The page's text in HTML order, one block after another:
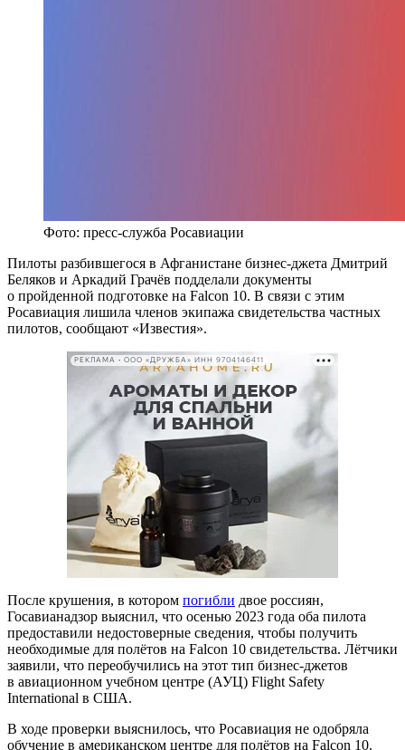
Фото: пресс-служба Росавиации
Пилоты разбившегося в Афганистане бизнес-джета Дмитрий
Беляков и Аркадий Грачёв подделали документы
о пройденной подготовке на Falcon 10. В связи с этим
Росавиация лишила членов экипажа свидетельства частных
пилотов, сообщают «Известия».
РЕКЛАМА • ООО «ДРУЖБА» ИНН 9704146411
После крушения, в котором погибли двое россиян,
Госавианадзор выяснил, что осенью 2023 года оба пилота
предоставили недостоверные сведения, чтобы получить
необходимые для полётов на Falcon 10 свидетельства. Лётчики
заявили, что переобучились на этот тип бизнес-джетов
в авиационном учебном центре (АУЦ) Flight Safety
International в США.
В ходе проверки выяснилось, что Росавиация не одобряла
обучение в американском центре для полётов на Falcon 10.